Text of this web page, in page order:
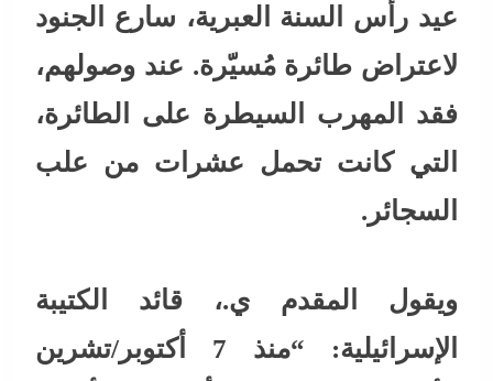
عيد رأس السنة العبرية، سارع الجنود
لاعتراض طائرة مُسيّرة. عند وصولهم،
فقد المهرب السيطرة على الطائرة،
التي كانت تحمل عشرات من علب
السجائر.
ويقول المقدم ي.، قائد الكتيبة
الإسرائيلية: “منذ 7 أكتوبر/تشرين